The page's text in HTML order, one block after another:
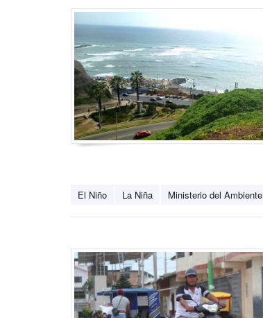
El Niño La Niña Ministerio del Ambiente